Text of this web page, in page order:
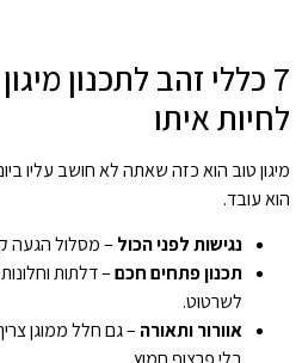
7 כללי זהב לתכנון
לחיות איתו
מיגון טוב הוא כזה שאתה לא חושב עליו
הוא עובד.
נגישות לפני הכול – מסלול הגעה
תכנון פתחים חכם– דלתות
לשרטוט.
אוורור ותאורה – גם חלל ממוגן